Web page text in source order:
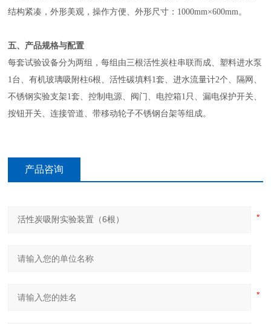
结构紧凑，外形美观，操作方便、外形尺寸：1000mm×600mm。
五、产品规格与配置
每套试验设备分为两组，每组由三根活性炭柱串联而成、塑料进水泵
1台、有机玻璃吸附柱6根、活性碳填料1套、进水流量计2个、隔网、
不锈钢实验支架1套、控制电源、阀门、电控箱1只、漏电保护开关、
按钮开关、连接管道、带移动轮子不锈钢台架等组成。
产品咨询